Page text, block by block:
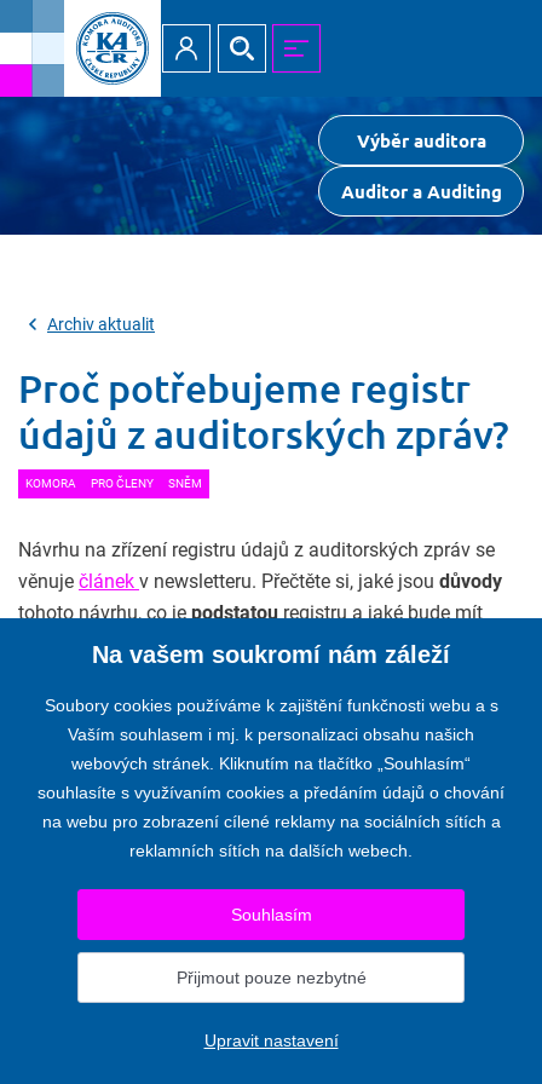
Přihlásit
Výběr auditora
Auditor a Auditing
Archiv aktualit
Proč potřebujeme registr
údajů z auditorských zpráv?
KOMORA PRO ČLENY SNĚM
Návrhu na zřízení registru údajů z auditorských zpráv se
věnuje článek v newsletteru. Přečtěte si, jaké jsou důvody
tohoto návrhu, co jepodstatouregistru a jaké bude mít
KOMORA AUDITORŮ ČESKÉ REPUBLIKY
Opletalova 55, 110 00 PRAHA 1
Telefon:+420 224 222 178,+420 224 212 670
© 2024 KOMORA AUDITORŮ ČESKÉ REPUBLIKY
Prohlášení o přístupnosti|Upravit nastavení
Na vašem soukromí nám záleží
Soubory cookies používáme k zajištění funkčnosti webu a s
Vaším souhlasem i mj. k personalizaci obsahu našich
webových stránek. Kliknutím na tlačítko „Souhlasím“
souhlasíte s využívaním cookies a předáním údajů o chování
na webu pro zobrazení cílené reklamy na sociálních sítích a
reklamních sítích na dalších webech.
Souhlasím
Přijmout pouze nezbytné
Upravit nastavení